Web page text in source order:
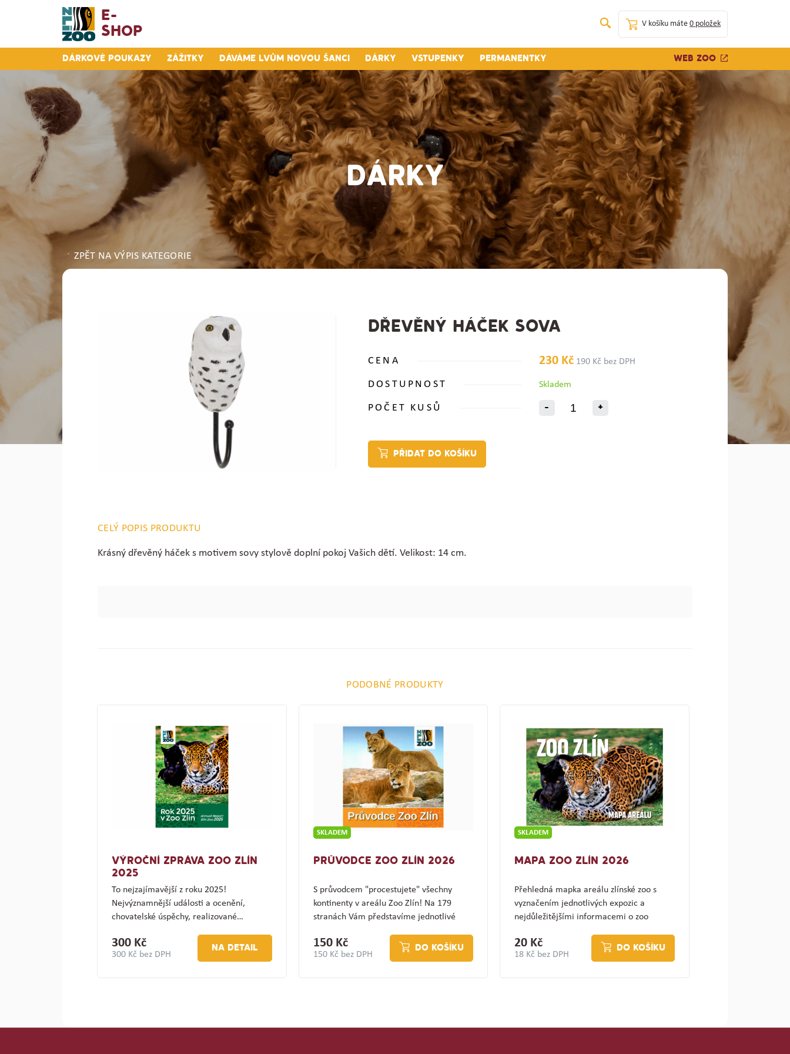
E-
Shop
V košíku máte 0 položek
Dárkové poukazy Zážitky Dáváme lvům novou šanci Dárky Vstupenky Permanentky Web zoo
DÁRKY
ZPĚT NA VÝPIS KATEGORIE
DŘEVĚNÝ HÁČEK SOVA
CENA 230 Kč 190 Kč bez DPH
DOSTUPNOST Skladem
POČET KUSŮ - +
PŘIDAT DO KOŠÍKU
CELÝ POPIS PRODUKTU
Krásný dřevěný háček s motivem sovy stylově doplní pokoj Vašich dětí. Velikost: 14 cm.
PODOBNÉ PRODUKTY
VÝROČNÍ ZPRÁVA ZOO ZLÍN
2025
To nejzajímavější z roku 2025!
Nejvýznamnější události a ocenění,
chovatelské úspěchy, realizované…
300 Kč
300 Kč bez DPH
NA DETAIL
SKLADEM
PRŮVODCE ZOO ZLÍN 2026
S průvodcem "procestujete" všechny
kontinenty v areálu Zoo Zlín! Na 179
stranách Vám představíme jednotlivé
150 Kč
150 Kč bez DPH
DO KOŠÍKU
SKLADEM
MAPA ZOO ZLÍN 2026
Přehledná mapka areálu zlínské zoo s
vyznačením jednotlivých expozic a
nejdůležitějšími informacemi o zoo
20 Kč
18 Kč bez DPH
DO KOŠÍKU